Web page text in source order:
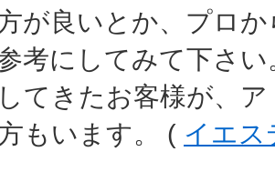
が良いとか、プロ
考にしてみて下さ
てきたお客様が、
もいます。 ( イエス